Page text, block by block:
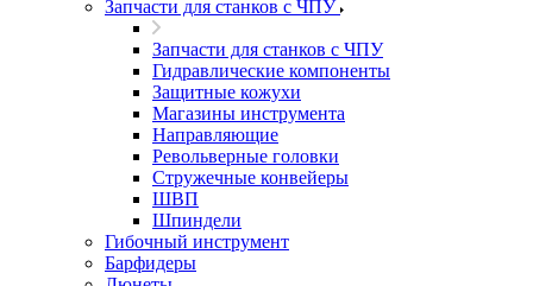
Запчасти для станков с ЧПУ
Запчасти для станков с ЧПУ
Гидравлические компоненты
Защитные кожухи
Магазины инструмента
Направляющие
Револьверные головки
Стружечные конвейеры
ШВП
Шпиндели
Гибочный инструмент
Барфидеры